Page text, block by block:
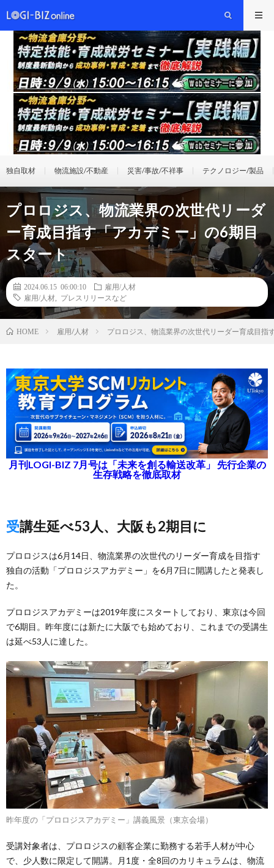
独自取材 物流施設/不動産 災害/事故/不祥事 テクノロジー/製品
プロロジス、物流業界の次世代リーダ
ー育成目指す「アカデミー」の6期目
スタート
2024.06.15 06:00:10
雇用/人材
雇用/人材
プレスリリースなど
HOME 雇用/人材 プロロジス、物流業界の次世代リーダー育成目指
月刊LOGI-BIZ 7月号は「未来を創る輸送改革」 先行企業の
生存戦略を徹底取材
受講生延べ53人、大阪も2期目に
プロロジスは6月14日、物流業界の次世代のリーダー育成を目指す
独自の活動「プロロジスアカデミー」を6月7日に開講したと発表し
た。
プロロジスアカデミーは2019年度にスタートしており、東京は今回
で6期目。昨年度には新たに大阪でも始めており、これまでの受講生
は延べ53人に達した。
昨年度の「プロロジスアカデミー」講義風景（東京会場）
受講対象者は、プロロジスの顧客企業に勤務する若手人材が中心
で、少人数に限定して開講。月1度・全8回のカリキュラムは、物流